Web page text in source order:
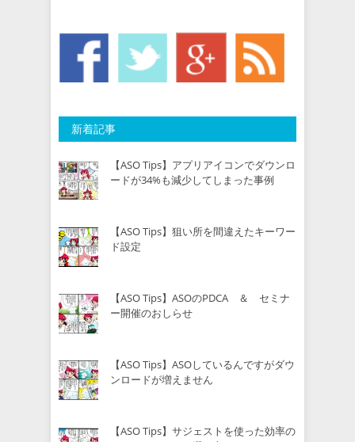
新着記事
【ASO Tips】アプリアイコンでダウンロ
ードが34%も減少してしまった事例
【ASO Tips】狙い所を間違えたキーワー
ド設定
【ASO Tips】ASOのPDCA ＆ セミナ
ー開催のおしらせ
【ASO Tips】ASOしているんですがダウ
ンロードが増えません
【ASO Tips】サジェストを使った効率の